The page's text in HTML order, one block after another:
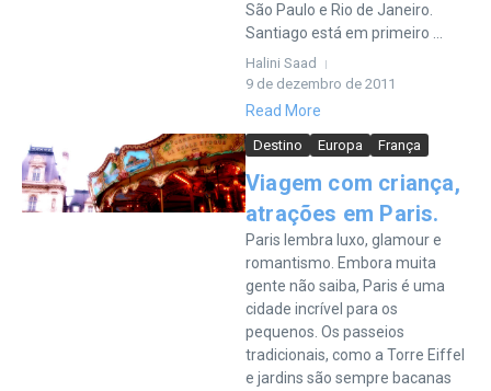
São Paulo e Rio de Janeiro.
Santiago está em primeiro ...
Halini Saad
9 de dezembro de 2011
Read More
Destino Europa França
Viagem com criança,
atrações em Paris.
Paris lembra luxo, glamour e
romantismo. Embora muita
gente não saiba, Paris é uma
cidade incrível para os
pequenos. Os passeios
tradicionais, como a Torre Eiffel
e jardins são sempre bacanas